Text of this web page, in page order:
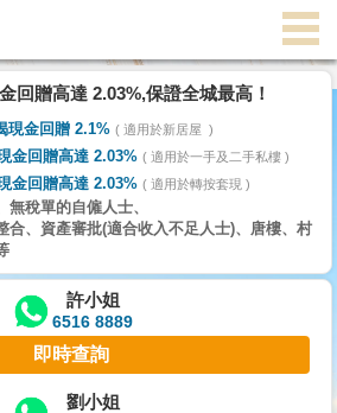
回贈高達 2.03%,保證全城最高！
現金回贈 2.1% 適用於新居屋
金回贈高達 2.03% 適用於一手及二手私樓
金回贈高達 2.03% 適用於轉按套現
無稅單的自僱人士、
合、資產審批(適合收入不足人士)、唐樓、村
許小姐
6516 8889
即時查詢
劉小姐